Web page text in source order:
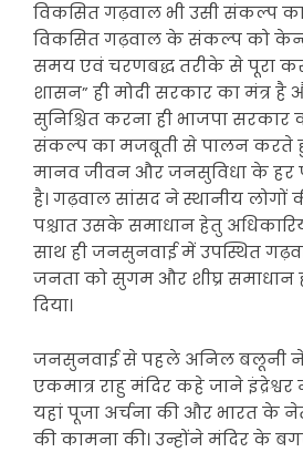
विकसित गढ़वाल भी उसी संकल्प का
विकसित गढ़वाल के संकल्प को
समय एवं चरणबद्ध तरीके से पूरा कर
शासन” ही मोदी सरकार का मंत्र
सुनिश्चित करना ही भाजपा सरकार
संकल्प का मजबूती से पालन करते
मानव जीवन और जनसुविधा के हर
है। गढ़वाल सांसद ने स्थानीय
पश्चात उसके समाधान हेतु
साथ ही जनसुनवाई में उपस्थित
जनता को सुगम और शीघ्र समाधान
दिया।
जनसुनवाई से पहले अनिल बलूनी ने
एकमात्र राहु मंदिर कहे जाने
यहां पूजा अर्चना की और भारत के
की कामना की। उन्होंने मंदिर के